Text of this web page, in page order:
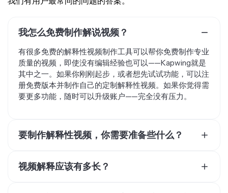
质量的视频，即使没有编辑经验也可以——Kapwing就是
其中之一。如果你刚刚起步，或者想先试试功能，可以注
册免费版本并制作自己的定制解释性视频。如果你觉得需
要更多功能，随时可以升级账户——完全没有压力。
解说来搭配画面（或者直接用字幕说明）。收集跟视频主